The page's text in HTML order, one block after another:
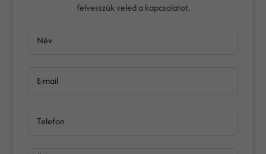
felvesszük veled a kapcsolatot.
Név
E-mail
Telefon